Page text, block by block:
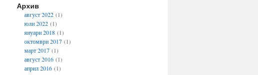
Архив
август 2022 (1)
юли 2022 (1)
януари 2018 (1)
октомври 2017 (1)
март 2017 (1)
август 2016 (1)
април 2016 (1)